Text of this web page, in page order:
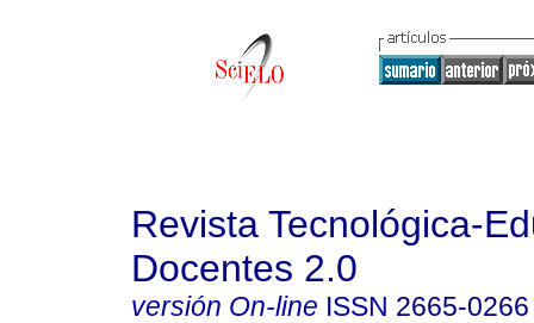
Revista Tecnológica-
Docentes 2.0
versión On-line ISSN 2665-0266